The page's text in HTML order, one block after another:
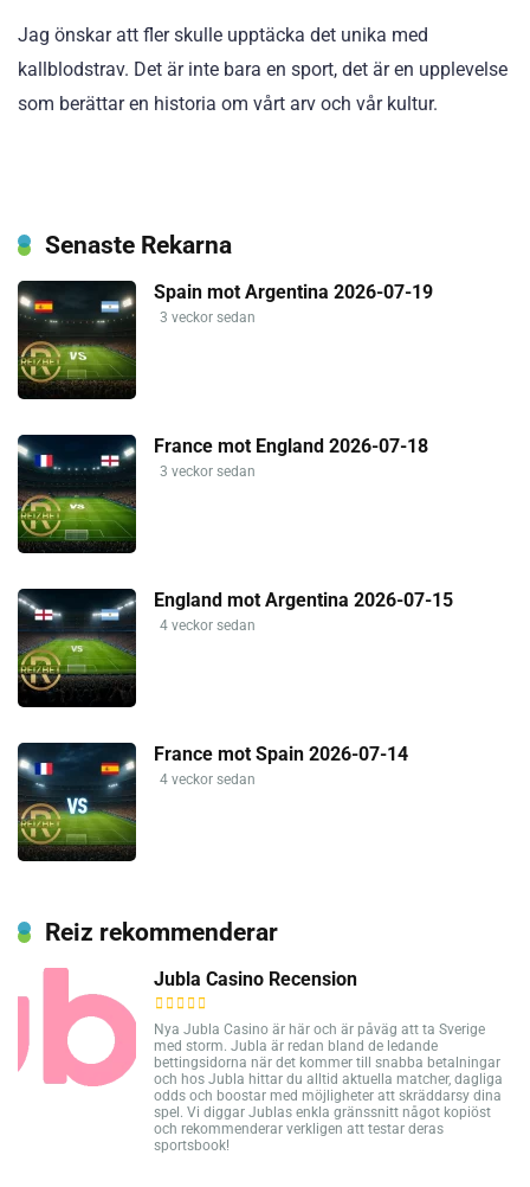
Jag önskar att fler skulle upptäcka det unika med
kallblodstrav. Det är inte bara en sport, det är en upplevelse
som berättar en historia om vårt arv och vår kultur.
Senaste Rekarna
Spain mot Argentina 2026-07-19
3 veckor sedan
France mot England 2026-07-18
3 veckor sedan
England mot Argentina 2026-07-15
4 veckor sedan
France mot Spain 2026-07-14
4 veckor sedan
Reiz rekommenderar
Jubla Casino Recension
Nya Jubla Casino är här och är påväg att ta Sverige
med storm. Jubla är redan bland de ledande
bettingsidorna när det kommer till snabba betalningar
och hos Jubla hittar du alltid aktuella matcher, dagliga
odds och boostar med möjligheter att skräddarsy dina
spel. Vi diggar Jublas enkla gränssnitt något kopiöst
och rekommenderar verkligen att testar deras
sportsbook!